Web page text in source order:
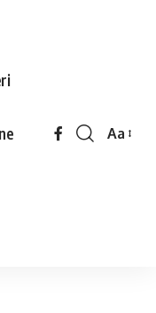
Aa